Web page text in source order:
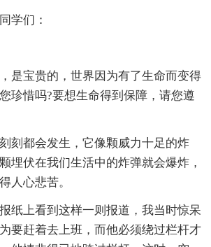
学们：
是宝贵的，世界因为有了生命而变得
珍惜吗?要想生命得到保障，请您遵
刻都会发生，它像颗威力十足的炸
埋伏在我们生活中的炸弹就会爆炸，
人心悲苦。
纸上看到这样一则报道，我当时惊呆
要赶着去上班，而他必须绕过栏杆才